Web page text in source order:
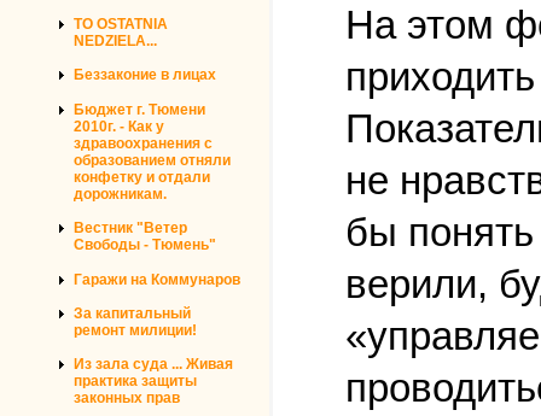
TO OSTATNIA
NEDZIELA...
Беззаконие в лицах
Бюджет г. Тюмени
2010г. - Как у
здравоохранения с
образованием отняли
конфетку и отдали
дорожникам.
Вестник "Ветер
Свободы - Тюмень"
Гаражи на Коммунаров
За капитальный
ремонт милиции!
Из зала суда ... Живая
практика защиты
законных прав
На этом
не
бы
верили,